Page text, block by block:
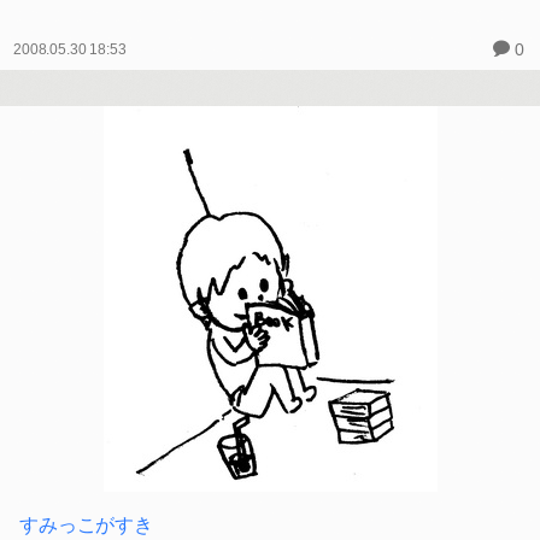
2008.05.30 18:53 0
すみっこがすき